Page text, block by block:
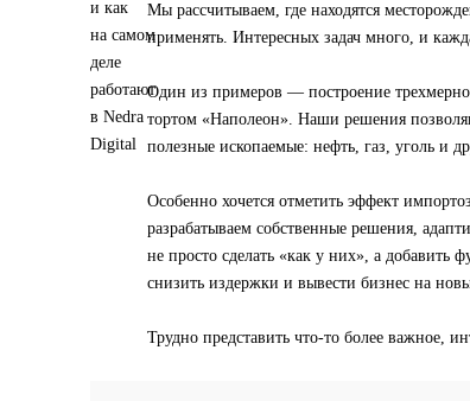
Мы рассчитываем, где находятся
применять. Интересных задач много, и
Один из примеров — построение
тортом «Наполеон». Наши решения
полезные ископаемые: нефть, газ, уголь и
Особенно хочется отметить эффект
разрабатываем собственные решения,
не просто сделать «как у них», а добавить
снизить издержки и вывести бизнес на
Трудно представить что-то более важное,